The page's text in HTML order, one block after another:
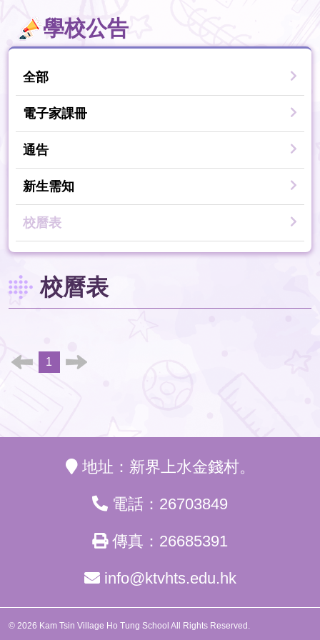
學校公告
全部
電子家課冊
通告
新生需知
校曆表
校曆表
1
地址：新界上水金錢村。
電話：26703849
傳真：26685391
info@ktvhts.edu.hk
© 2026 Kam Tsin Village Ho Tung School All Rights Reserved.